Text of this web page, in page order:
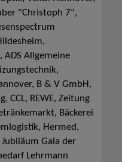
"Christoph 7",
ADS Allgemeine
B & V GmbH,
CCL, REWE, Zeitung
Bäckerei
Hermed,
Gala der
Lehrmann